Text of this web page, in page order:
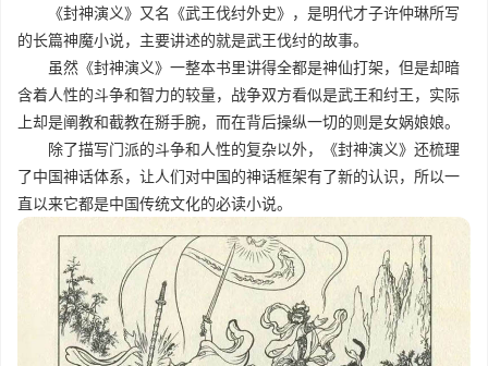
《封神演义》又名《武王伐纣外史》，是明代才子许仲琳所写
的长篇神魔小说，主要讲述的就是武王伐纣的故事。
虽然《封神演义》一整本书里讲得全都是神仙打架，但是却暗
含着人性的斗争和智力的较量，战争双方看似是武王和纣王，实际
上却是阐教和截教在掰手腕，而在背后操纵一切的则是女娲娘娘。
除了描写门派的斗争和人性的复杂以外，《封神演义》还梳理
了中国神话体系，让人们对中国的神话框架有了新的认识，所以一
直以来它都是中国传统文化的必读小说。